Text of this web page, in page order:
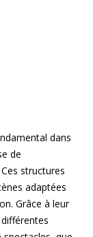
dans
de
structures
adaptées
Grâce à leur